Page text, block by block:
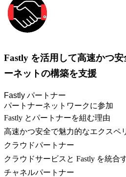
Fastly を活用して高速かつ
ーネットの構築を支援
Fastly パートナー
パートナーネットワークに参加
Fastly とパートナーを組む理由
高速かつ安全で魅力的なエクスペ
クラウドパートナー
クラウドサービスと Fastly を統合
チャネルパートナー